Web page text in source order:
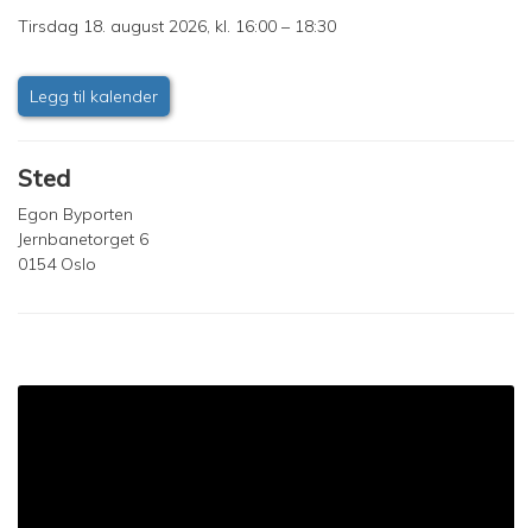
Tirsdag 18. august 2026, kl. 16:00 – 18:30
Legg til kalender
Sted
Egon Byporten
Jernbanetorget 6
0154 Oslo